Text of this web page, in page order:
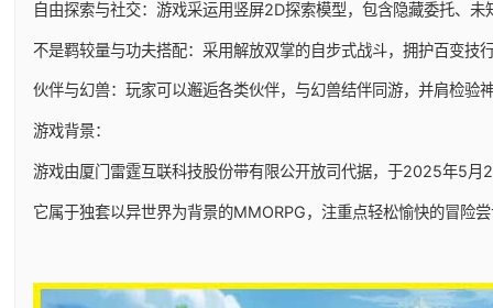
自由探索与社交：游戏采运用竖屏2D探索模型，包含隐藏委托、
不是羁较量与功夫搭配：采用解放双掌的自步式战斗，拥护百变技
伙伴与幻兽：玩家可以邂逅各类伙伴，与幻兽结伴同游，并肩检验
游戏背景：
游戏由厦门雷霆互联科技股份带有限公开放司代据，于2025年5
它属于独套以异世界为背景的MMORPG，注重点轻松愉快的冒险